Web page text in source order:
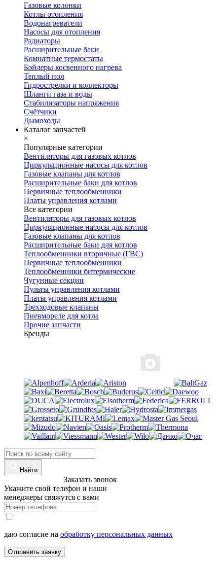
Газовые колонки
Котлы отопления
Водонагреватели
Насосы для отопления
Радиаторы
Расширительные баки
Комнатные термостаты
Бойлеры косвенного нагрева
Теплый пол
Гидрострелки и коллекторы
Шланги газа и воды
Стабилизаторы напряжения
Счётчики
Дымоходы
Каталог запчастей
×
Популярные категории
Вентиляторы для газовых котлов
Циркуляционные насосы для котлов
Газовые клапаны для котлов
Расширительные баки для котлов
Первичные теплообменники
Платы управления котлами
Все категории
Вентиляторы для газовых котлов
Циркуляционные насосы для котлов
Газовые клапаны для котлов
Расширительные баки для котлов
Теплообменники вторичные (ГВС)
Первичные теплообменники
Теплообменники битермические
Чугунные секции
Пульты управления котлами
Платы управления котлами
Трехходовые клапаны
Пневмореле для котла
Прочие запчасти
Бренды
Найти
Заказать звонок
Укажите свой телефон и наши
менеджеры свяжутся с вами
даю согласие на обработку персональных данных
Отправить заявку